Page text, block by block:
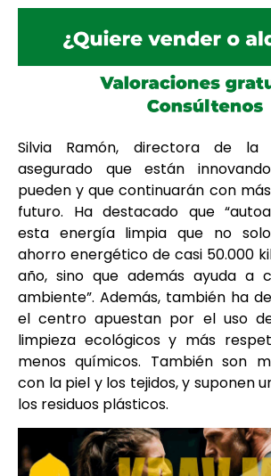
Silvia Ramón, directora de la
asegurado que están
pueden y que continuarán con
futuro. Ha destacado que
esta energía limpia que no
ahorro energético de casi 50.000
año, sino que además ayuda a
ambiente”. Además, también ha
el centro apuestan por el uso
limpieza ecológicos y más
menos químicos. También son
con la piel y los tejidos, y suponen
los residuos plásticos.